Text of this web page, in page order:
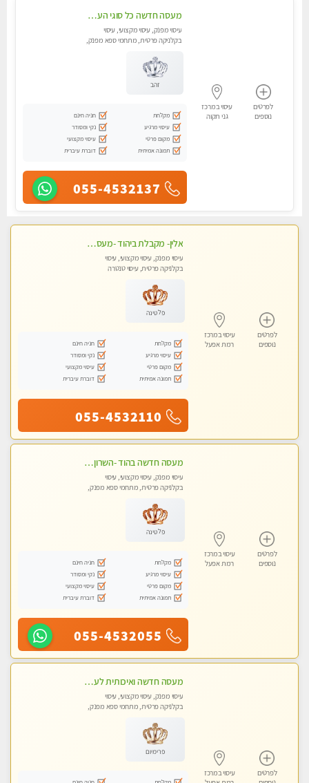
לפרטים
נוספים
עיסוי במרכז
גני תקוה
מעסה חדשה כל סוגי העיסויים מעסה מקצועית ואיכותית פרטי!!!מומלץ לחלוטין!!
עיסוי מפנק, עיסוי מקצועי, עיסוי
בקלניקה פרטית, מתחמי ספא מפנק,
זהב
מקלחת
חניה חינם
עיסוי מרגיע
נקי ומסודר
מקום פרטי
עיסוי מקצועי
תמונה אמיתית
דוברת עיברית
055-4532137
לפרטים
נוספים
עיסוי במרכז
רמת אפעל
אלין- מקבלת ביהוד -מעסה פרטית ואיכותית לבד ביהוד . עיסוי מפנק אצלי ביהוד
עיסוי מפנק, עיסוי מקצועי, עיסוי
בקלניקה פרטית, עיסוי טנטרה
פלטינה
מקלחת
חניה חינם
עיסוי מרגיע
נקי ומסודר
מקום פרטי
עיסוי מקצועי
תמונה אמיתית
דוברת עיברית
055-4532110
לפרטים
נוספים
עיסוי במרכז
רמת אפעל
מעסה חדשה בהוד -השרון -כל סוגי העיסויים מעסה מקצועית ואיכותית פרטי!!!מומלץ לחלוטין!!
עיסוי מפנק, עיסוי מקצועי, עיסוי
בקלניקה פרטית, מתחמי ספא מפנק,
פלטינה
מקלחת
חניה חינם
עיסוי מרגיע
נקי ומסודר
מקום פרטי
עיסוי מקצועי
תמונה אמיתית
דוברת עיברית
055-4532055
לפרטים
עיסוי במרכז
מעסה חדשה ואיכותית לעיסוי מרגיע ומפנק VIP-מומלץ לחלוטין! פרטי! ​​​​​​ Highly recommended
עיסוי מפנק, עיסוי מקצועי, עיסוי
בקלניקה פרטית, מתחמי ספא מפנק,
פרימיום